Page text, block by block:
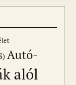
Autó-
alól